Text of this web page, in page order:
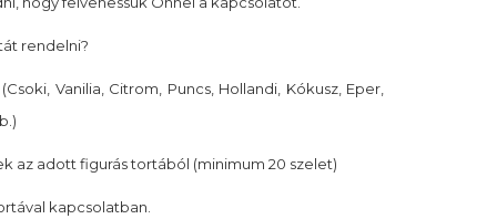
rendelni?
Vanilia, Citrom, Puncs, Hollandi, Kókusz, Eper,
az adott figurás tortából (minimum 20 szelet)
kapcsolatban.